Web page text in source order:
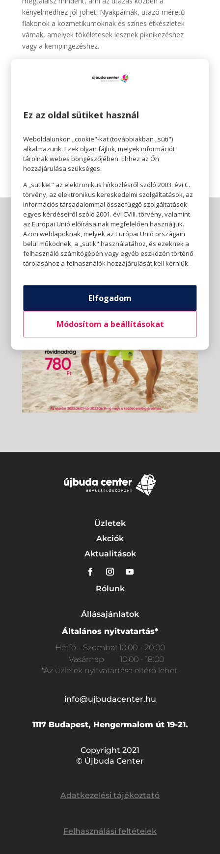
kényelmedhez jól jöhet. Nyakpárnák, utazó méretű
flakonok a kozmetikumoknak és színes étkészletek
várnak, amelyek tökéletesek lesznek piknikezéshez
vagy a kempingezéshez.
Érezhető minőség, szerethető áron.
ötleteket legújabb újságunkból!
Az ajánlat 2023.06.01-től 2023.06.14-ig, illetve a készlet
erejéig érvényes.
Üzletek
Akciók
Aktualitások
Rólunk
Állásajánlatok
Általános nyitvatartás*
Hétfő - Szombat10:00 - 20:00
Vasárnap
10:00 - 18:00
*Az üzletek nyitvatartása eltérő lehet.
info@ujbudacenter.hu
1117 Budapest, Hengermalom út 19-21.
Copyright 2021
© Újbuda Center
Adatkezelési tájékoztató
Felhasználási feltételek
Ez az oldal sütiket használ
Weboldalunkon „cookie"-kat (továbbiakban „süti")
alkalmazunk. Ezek olyan fájlok, melyek információt
tárolnak webes böngészőjében. Ehhez az Ön
hozzájárulása szükséges.
A „sütiket" az elektronikus hírközlésről szóló 2003. évi C.
törvény, az elektronikus kereskedelmi szolgáltatások, az
információs társadalommal összefüggő szolgáltatások
egyes kérdéseiről szóló 2001. évi CVIII. törvény, valamint
az Európai Unió előírásainak megfelelően használjuk.
Azon weblapoknak, melyek az Európai Unió országain
belül működnek, a „sütik" használatához, és ezeknek a
felhasználó számítógépén vagy egyéb eszközén történő
tárolásához a felhasználók hozzájárulását kell kérniük.
Elfogadom
Módosítom a beállításokat